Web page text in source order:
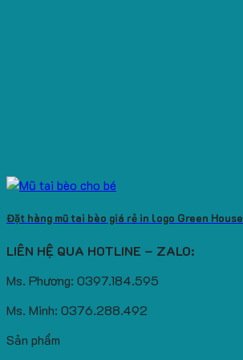
Đặt hàng mũ tai bèo giá rẻ in logo Green House
LIÊN HỆ QUA HOTLINE – ZALO:
Ms. Phương: 0397.184.595
Ms. Minh: 0376.288.492
Sản phẩm